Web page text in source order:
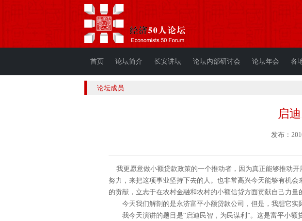
首页 论坛简介 长安讲坛 论坛内部研讨会 论坛年会 各
论坛成员
启
发布：
我更愿意做小额贷款政策的一个推动者，因为真正能够推动
努力，来把这项事业坚持下去的人。也非常高兴今天能够有机
的贡献，立志于在农村金融和农村的小额信贷方面贡献自己力量
今天我们解剖的是永济富平小额贷款公司，但是，我想它实
我今天演讲的题目是“启迪民智，为民谋利”。这是富平小额